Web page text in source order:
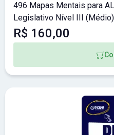
496 Mapas Mentais para
Legislativo Nível III
R$ 160,00